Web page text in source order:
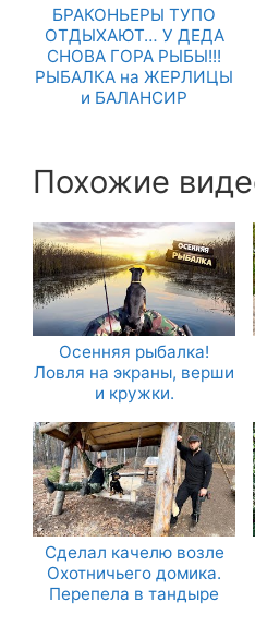
БРАКОНЬЕРЫ ТУПО
ОТДЫХАЮТ… У ДЕДА
СНОВА ГОРА РЫБЫ!!!
РЫБАЛКА на ЖЕРЛИЦЫ
и БАЛАНСИР
Похожие
Осенняя рыбалка!
Ловля на экраны, верши
и кружки.
Сделал качелю возле
Охотничьего домика.
Перепела в тандыре